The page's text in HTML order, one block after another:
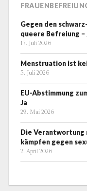
Gegen den
queere Befreiung
17. Juli 2026
Menstruation ist
5. Juli 2026
EU-Abstimmung
Ja
29. Mai 2026
Die Verantwortung
kämpfen gegen
2. April 2026